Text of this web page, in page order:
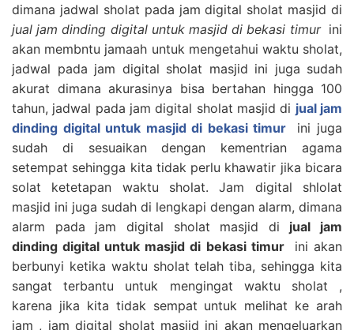
dimana jadwal sholat pada jam digital sholat masjid di
jual jam dinding digital untuk masjid di bekasi timurini
akan membntu jamaah untuk mengetahui waktu sholat,
jadwal pada jam digital sholat masjid ini juga sudah
akurat dimana akurasinya bisa bertahan hingga 100
tahun, jadwal pada jam digital sholat masjid di jual jam
dinding digital untuk masjid di bekasi timur
ini juga
sudah di sesuaikan dengan kementrian agama
setempat sehingga kita tidak perlu khawatir jika bicara
solat ketetapan waktu sholat. Jam digital shlolat
masjid ini juga sudah di lengkapi dengan alarm, dimana
alarm pada jam digital sholat masjid di jual jam
dinding digital untuk masjid di bekasi timur
ini akan
berbunyi ketika waktu sholat telah tiba, sehingga kita
sangat terbantu untuk mengingat waktu sholat ,
karena jika kita tidak sempat untuk melihat ke arah
jam , jam digital sholat masjid ini akan mengeluarkan